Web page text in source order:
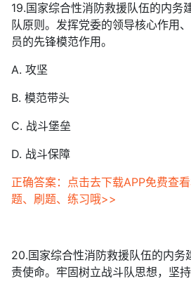
19.国家综合性消防救援队伍的内务
队原则。发挥党委的领导核心作用
员的先锋模范作用。
A. 攻坚
B. 模范带头
C. 战斗堡垒
D. 战斗保障
正确答案：点击去下载APP免费查
题、刷题、练习哦>>
20.国家综合性消防救援队伍的内务
责使命。牢固树立战斗队思想，坚